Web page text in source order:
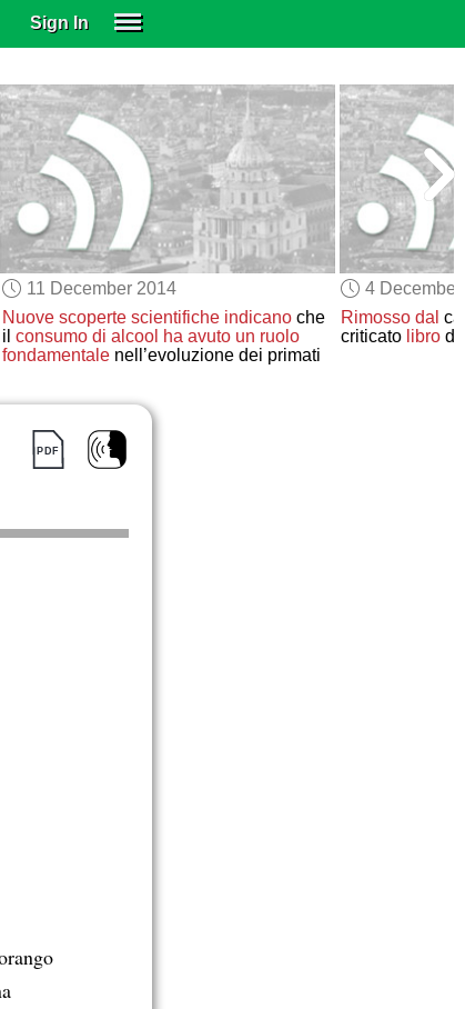
Sign In
SUBSCRIBE
EDUCATIONAL LICENSES
GIFT CARDS
OTHER LANGUAGES
ABOUT US
ALEXA
ADJUST COLORS
11 December 2014
Nuove scoperte scientifiche indicanoche
il consumo di alcool ha avuto un ruolo
fondamentalenell’evoluzione dei primati
4
Rimosso dal
criticato libro di